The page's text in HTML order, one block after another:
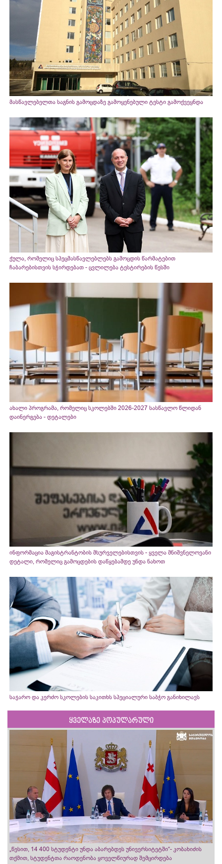
მასწავლებელთა საგნის გამოცდაზე გამოყენებული ტესტი გამოქვეყნდა
ქულა, რომელიც სპეცმასწავლებლებს გამოცდის წარმატებით
ჩაბარებისთვის სჭირდებათ - ცვლილება ტესტირების წესში
ახალი პროგრამა, რომელიც სკოლებში 2026-2027 სასწავლო წლიდან
დაინერგება - დეტალები
ინფორმაცია მაგისტრანტობის მსურველებისთვის - ყველა მნიშვნელოვანი
დეტალი, რომელიც გამოცდების დაწყებამდე უნდა ნახოთ
საჯარო და კერძო სკოლების საკითხს სპეციალური საბჭო განიხილავს
ყველაზე პოპულარული
„წესით, 14 400 სტუდენტი უნდა აბარებდეს უნივერსიტეტში“- კობახიძის
თქმით, სტუდენტთა რაოდენობა ყოველწიურად შემცირდება